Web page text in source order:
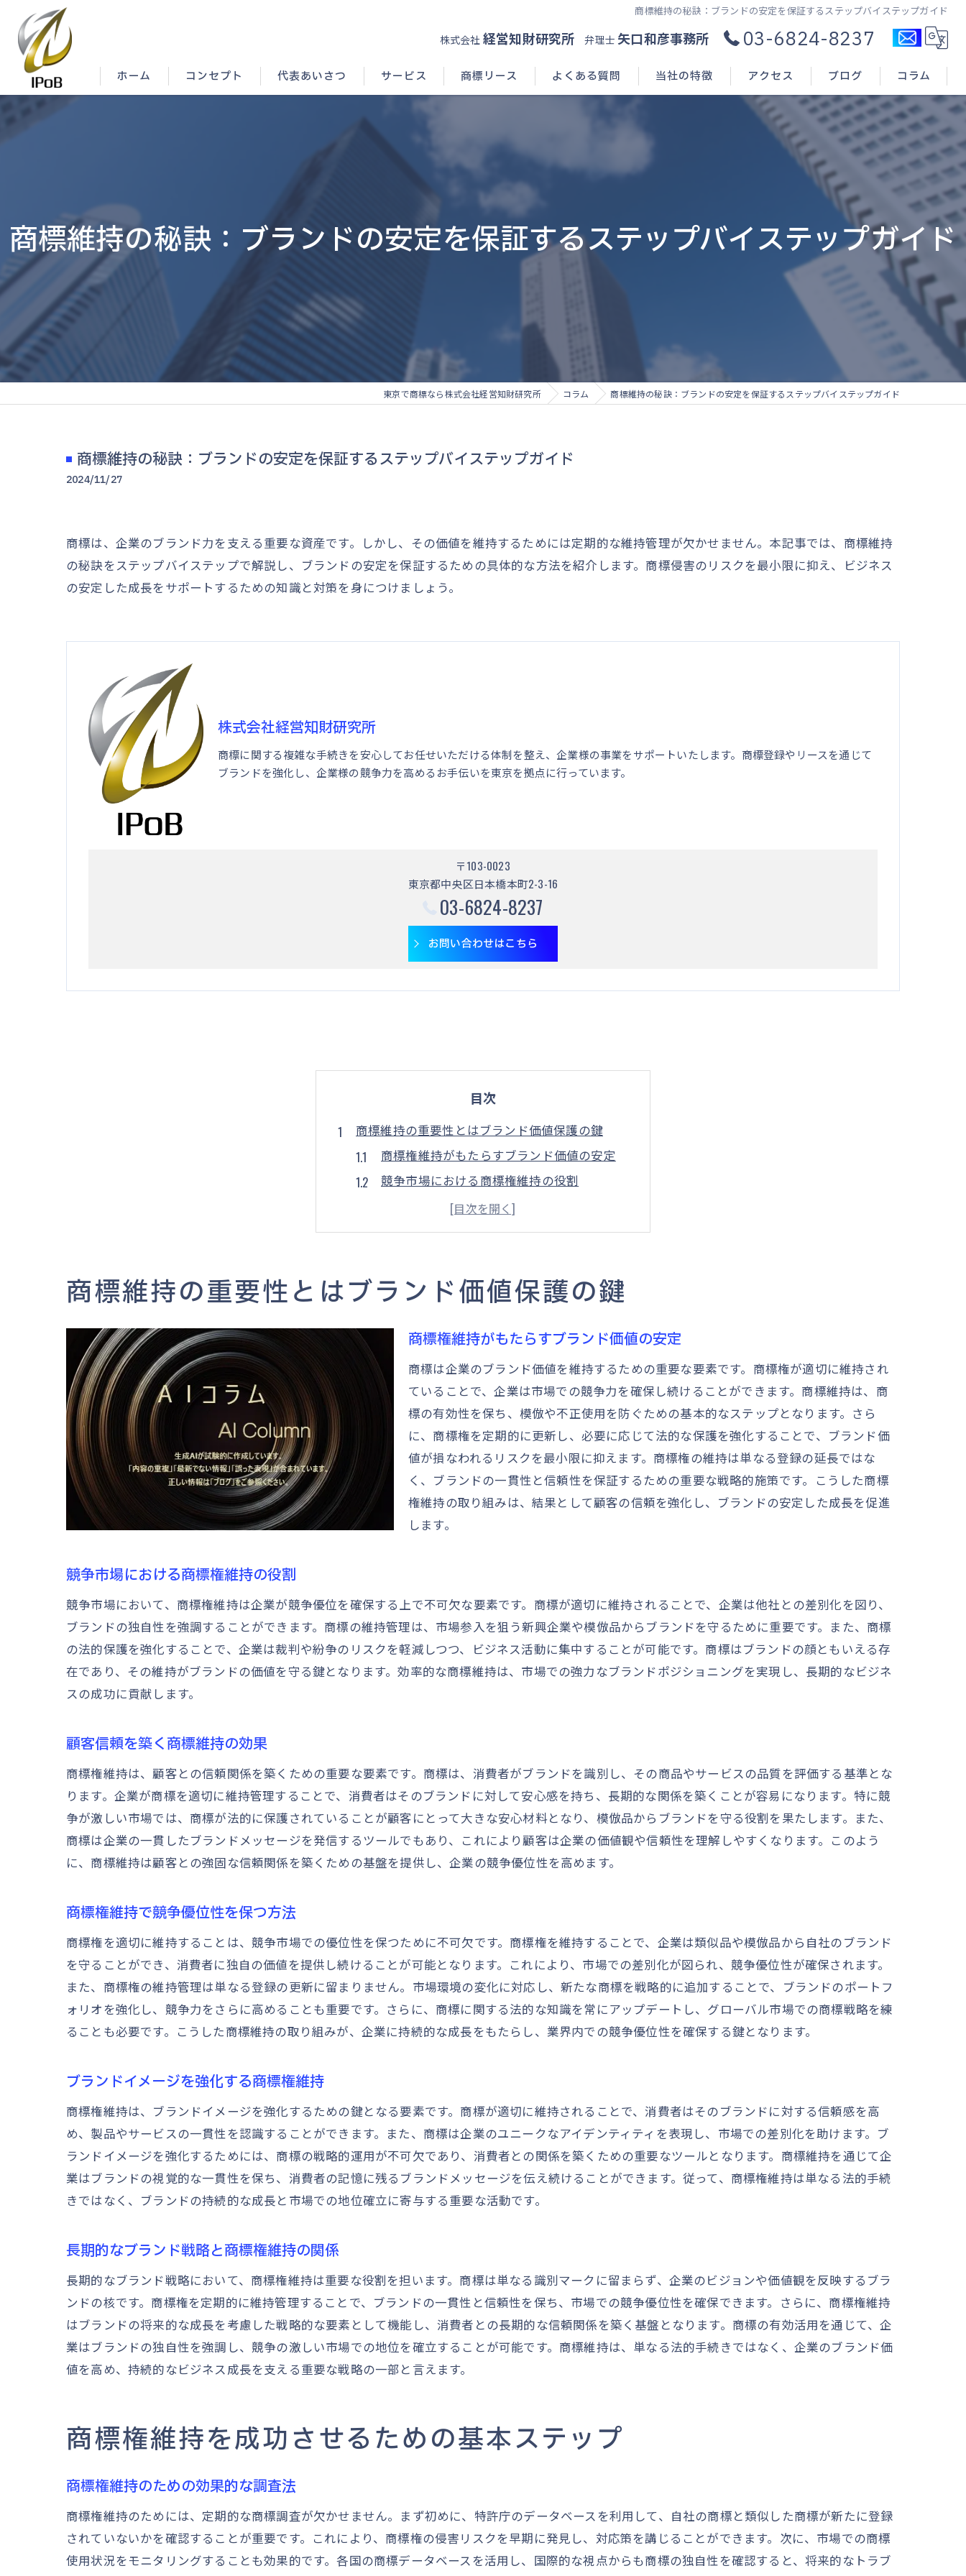
商標維持の秘訣：ブランドの安定を保証するステップバイステップガイド
株式会社 経営知財研究所 弁理士 矢口和彦事務所 03-6824-8237
ホーム コンセプト 代表あいさつ サービス 商標リース よくある質問 当社の特徴 アクセス ブログ コラム
商標維持の秘訣：ブランドの安定を保証するステップバイステップガイド
東京で商標なら株式会社経営知財研究所 コラム 商標維持の秘訣：ブランドの安定を保証するステップバイステップガイド
商標維持の秘訣：ブランドの安定を保証するステップバイステップガイド
2024/11/27
商標は、企業のブランド力を支える重要な資産です。しかし、その価値を維持するためには定期的な維持管理が欠かせません。本記事では、商標維持
の秘訣をステップバイステップで解説し、ブランドの安定を保証するための具体的な方法を紹介します。商標侵害のリスクを最小限に抑え、ビジネス
の安定した成長をサポートするための知識と対策を身につけましょう。
株式会社経営知財研究所
商標に関する複雑な手続きを安心してお任せいただける体制を整え、企業様の事業をサポートいたします。商標登録やリースを通じて
ブランドを強化し、企業様の競争力を高めるお手伝いを東京を拠点に行っています。
〒103-0023
東京都中央区日本橋本町2-3-16
03-6824-8237
お問い合わせはこちら
目次
商標維持の重要性とはブランド価値保護の鍵
商標権維持がもたらすブランド価値の安定
競争市場における商標権維持の役割
顧客信頼を築く商標維持の効果
商標権維持で競争優位性を保つ方法
長期的なブランド戦略と商標権維持の関係
商標権維持を成功させるための基本ステップ
商標権維持のための効果的な調査法
商標使用状況のモニタリング戦略
商標更新のタイミングと手続き
商標維持における法的助言の重要性
商標データベースの活用方法
商標侵害からブランドを守るための対策
商標侵害の兆候とその予防策
法的措置による商標保護の強化
商標権の防衛戦略を見直す
商標侵害の事例分析と教訓
商標の定期的な見直しがもたらす安定性
商標見直しでブランドポジションを再確認
商標見直しにおけるデータの活用法
商標見直しの成功事例と学ぶべき点
法的保護を強化する商標更新のポイント
商標更新期限を守るための管理方法
商標権更新申請の具体的なステップ
更新時の商標価値の再評価方法
商標権更新の成功事例とその秘訣
市場調査で商標ポジショニングを最適化
市場調査がもたらす商標戦略の進化
市場調査で商標の価値を再構築する
商標ポジショニング成功事例からの学び
商標ポジショニングにおける最新のトレンド
専門家の助言が商標維持に不可欠な理由
商標専門家がもたらす利点とその活用法
専門家ネットワークを活用する方法
最新の商標法規制情報の取得
商標管理における専門家の成功事例
商標権維持の秘訣でビジネスの成長を支える
商標権維持を活用したブランド成長戦略
商標権維持とビジネス成功の相関関係
商標維持の重要性とはブランド価値保護の鍵
商標権維持がもたらすブランド価値の安定
商標は企業のブランド価値を維持するための重要な要素です。商標権が適切に維持され
ていることで、企業は市場での競争力を確保し続けることができます。商標維持は、商
標の有効性を保ち、模倣や不正使用を防ぐための基本的なステップとなります。さら
に、商標権を定期的に更新し、必要に応じて法的な保護を強化することで、ブランド価
値が損なわれるリスクを最小限に抑えます。商標権の維持は単なる登録の延長ではな
く、ブランドの一貫性と信頼性を保証するための重要な戦略的施策です。こうした商標
権維持の取り組みは、結果として顧客の信頼を強化し、ブランドの安定した成長を促進
します。
競争市場における商標権維持の役割
競争市場において、商標権維持は企業が競争優位を確保する上で不可欠な要素です。商標が適切に維持されることで、企業は他社との差別化を図り、
ブランドの独自性を強調することができます。商標の維持管理は、市場参入を狙う新興企業や模倣品からブランドを守るために重要です。また、商標
の法的保護を強化することで、企業は裁判や紛争のリスクを軽減しつつ、ビジネス活動に集中することが可能です。商標はブランドの顔ともいえる存
在であり、その維持がブランドの価値を守る鍵となります。効率的な商標維持は、市場での強力なブランドポジショニングを実現し、長期的なビジネ
スの成功に貢献します。
顧客信頼を築く商標維持の効果
商標権維持は、顧客との信頼関係を築くための重要な要素です。商標は、消費者がブランドを識別し、その商品やサービスの品質を評価する基準とな
ります。企業が商標を適切に維持管理することで、消費者はそのブランドに対して安心感を持ち、長期的な関係を築くことが容易になります。特に競
争が激しい市場では、商標が法的に保護されていることが顧客にとって大きな安心材料となり、模倣品からブランドを守る役割を果たします。また、
商標は企業の一貫したブランドメッセージを発信するツールでもあり、これにより顧客は企業の価値観や信頼性を理解しやすくなります。このよう
に、商標維持は顧客との強固な信頼関係を築くための基盤を提供し、企業の競争優位性を高めます。
商標権維持で競争優位性を保つ方法
商標権を適切に維持することは、競争市場での優位性を保つために不可欠です。商標権を維持することで、企業は類似品や模倣品から自社のブランド
を守ることができ、消費者に独自の価値を提供し続けることが可能となります。これにより、市場での差別化が図られ、競争優位性が確保されます。
また、商標権の維持管理は単なる登録の更新に留まりません。市場環境の変化に対応し、新たな商標を戦略的に追加することで、ブランドのポートフ
ォリオを強化し、競争力をさらに高めることも重要です。さらに、商標に関する法的な知識を常にアップデートし、グローバル市場での商標戦略を練
ることも必要です。こうした商標維持の取り組みが、企業に持続的な成長をもたらし、業界内での競争優位性を確保する鍵となります。
ブランドイメージを強化する商標権維持
商標権維持は、ブランドイメージを強化するための鍵となる要素です。商標が適切に維持されることで、消費者はそのブランドに対する信頼感を高
め、製品やサービスの一貫性を認識することができます。また、商標は企業のユニークなアイデンティティを表現し、市場での差別化を助けます。ブ
ランドイメージを強化するためには、商標の戦略的運用が不可欠であり、消費者との関係を築くための重要なツールとなります。商標維持を通じて企
業はブランドの視覚的な一貫性を保ち、消費者の記憶に残るブランドメッセージを伝え続けることができます。従って、商標権維持は単なる法的手続
きではなく、ブランドの持続的な成長と市場での地位確立に寄与する重要な活動です。
長期的なブランド戦略と商標権維持の関係
長期的なブランド戦略において、商標権維持は重要な役割を担います。商標は単なる識別マークに留まらず、企業のビジョンや価値観を反映するブラ
ンドの核です。商標権を定期的に維持管理することで、ブランドの一貫性と信頼性を保ち、市場での競争優位性を確保できます。さらに、商標権維持
はブランドの将来的な成長を考慮した戦略的な要素として機能し、消費者との長期的な信頼関係を築く基盤となります。商標の有効活用を通じて、企
業はブランドの独自性を強調し、競争の激しい市場での地位を確立することが可能です。商標維持は、単なる法的手続きではなく、企業のブランド価
値を高め、持続的なビジネス成長を支える重要な戦略の一部と言えます。
商標権維持を成功させるための基本ステップ
商標権維持のための効果的な調査法
商標権維持のためには、定期的な商標調査が欠かせません。まず初めに、特許庁のデータベースを利用して、自社の商標と類似した商標が新たに登録
されていないかを確認することが重要です。これにより、商標権の侵害リスクを早期に発見し、対応策を講じることができます。次に、市場での商標
使用状況をモニタリングすることも効果的です。各国の商標データベースを活用し、国際的な視点からも商標の独自性を確認すると、将来的なトラブ